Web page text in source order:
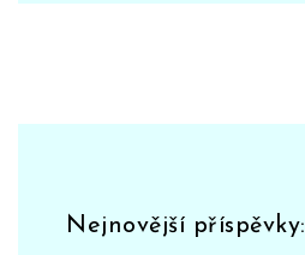
Nejnovější příspěvky: